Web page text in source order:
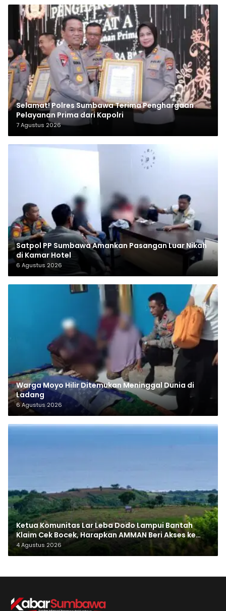
Selamat! Polres Sumbawa Terima Penghargaan
Pelayanan Prima dari Kapolri
7 Agustus 2026
Satpol PP Sumbawa Amankan Pasangan Luar Nikah
di Kamar Hotel
6 Agustus 2026
Warga Moyo Hilir Ditemukan Meninggal Dunia di
Ladang
6 Agustus 2026
Ketua Komunitas Lar Leba Dodo Lampui Bantah
Klaim Cek Bocek, Harapkan AMMAN Beri Akses ke
Makam Leluhur
4 Agustus 2026